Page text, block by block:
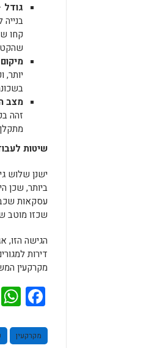
גודל
קחו
מיקום
יותר,
מצב
זהה
שיטות
ישנן שלוש
ביותר, שכן
עסקאות
שכזו מוטב
הגישה הזו,
דירות
מקרקעין
מקרקעין